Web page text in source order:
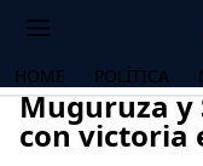
HOME POLÍTICA
Muguruza y
con victoria